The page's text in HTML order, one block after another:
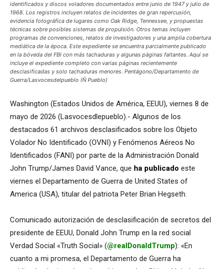
identificados y discos voladores documentados entre junio de 1947 y julio de
1968. Los registros incluyen relatos de incidentes de gran repercusión,
evidencia fotográfica de lugares como Oak Ridge, Tennessee, y propuestas
técnicas sobre posibles sistemas de propulsión. Otros temas incluyen
programas de convenciones, relatos de investigadores y una amplia cobertura
mediática de la época. Este expediente se encuentra parcialmente publicado
en la bóveda del FBI con más tachaduras y algunas páginas faltantes. Aquí se
incluye el expediente completo con varias páginas recientemente
desclasificadas y solo tachaduras menores. Pentágono/Departamento de
Guerra/Lasvocesdelpueblo (Ñ Pueblo)
Washington (Estados Unidos de América, EEUU), viernes 8 de
mayo de 2026 (Lasvocesdlepueblo).- Algunos de los
destacados 61 archivos desclasificados sobre los Objeto
Volador No Identificado (OVNI) y Fenómenos Aéreos No
Identificados (FANI) por parte de la Administración Donald
John Trump/James David Vance, que ha publicado este
viernes el Departamento de Guerra de United States of
America (USA), titular del patriota Peter Brian Hegseth.
Comunicado autorización de desclasificación de secretos del
presidente de EEUU, Donald John Trump en la red social
Verdad Social «Truth Social» (@realDonaldTrump): «En
cuanto a mi promesa, el Departamento de Guerra ha